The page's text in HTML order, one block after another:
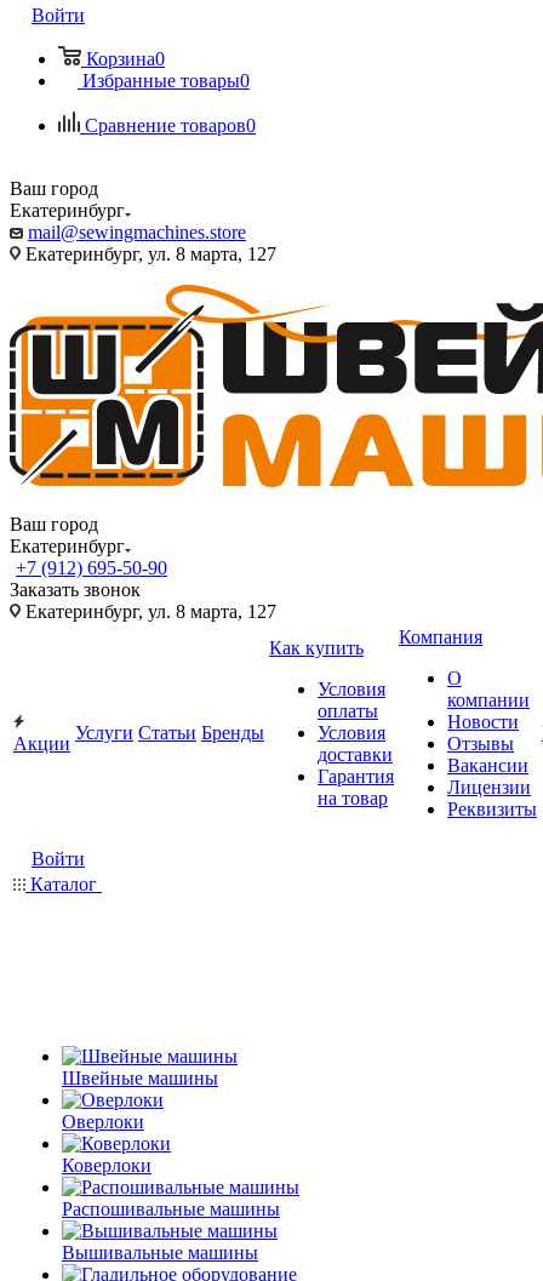
Войти
Корзина0
Избранные товары0
Сравнение товаров0
Ваш город
Екатеринбург
mail@sewingmachines.store
Екатеринбург, ул. 8 марта, 127
Ваш город
Екатеринбург
+7 (912) 695-50-90
Заказать звонок
Екатеринбург, ул. 8 марта, 127
Акции
Услуги Статьи Бренды
Как купить
Условия
оплаты
Условия
доставки
Гарантия
на товар
Компания
О
компании
Новости
Отзывы
Вакансии
Лицензии
Реквизиты
Войти
Каталог
Швейные машины
Оверлоки
Коверлоки
Распошивальные машины
Вышивальные машины